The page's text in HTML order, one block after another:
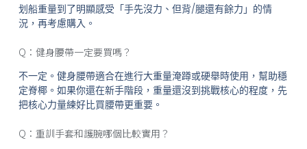
划船重量到了明顯感受「手先沒力、但背/腿還有餘力」的情
況，再考慮購入。
Q：健身腰帶一定要買嗎？
不一定。健身腰帶適合在進行大重量淹蹲或硬舉時使用，幫助穩
定脊椰。如果你還在新手階段，重量還沒到挑戰核心的程度，先
把核心力量練好比買腰帶更重要。
Q：重訓手套和護腕哪個比較實用？